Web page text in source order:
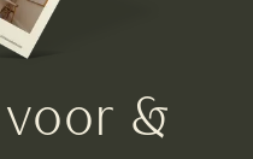
voor &